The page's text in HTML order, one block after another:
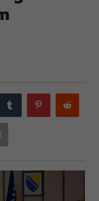
Tumblr Pinterest